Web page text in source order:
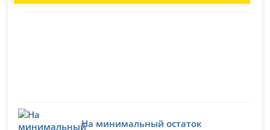
На минимальный остаток